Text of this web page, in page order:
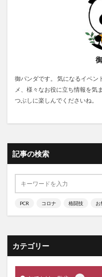
御パンダです。 気になるイベン
メ、様々なお役に立ち情報を気
つぶしに楽しんでくださいね。
記事の検索
PCR コロナ 格闘技 お
カテゴリー